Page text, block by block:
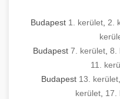
Budapest 1. kerület, 2.
Budapest 7. kerület, 8.
11.
Budapest 13. kerület,
kerület, 17.